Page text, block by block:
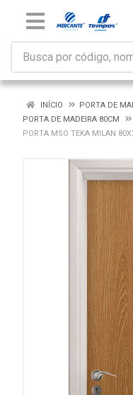
INÍCIO
PORTA DE
PORTA DE MADEIRA 80CM
PORTA MSO TEKA MILAN